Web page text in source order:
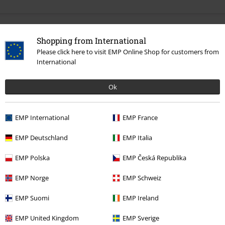
Shopping from International
Please click here to visit EMP Online Shop for customers from
International
Ok
EMP International EMP France
EMP Deutschland EMP Italia
EMP Polska EMP Česká Republika
EMP Norge EMP Schweiz
EMP Suomi EMP Ireland
EMP United Kingdom EMP Sverige
Altre Categorie. Altre Scelte.
Band Merch Album CD
Band Merch Genere Heavy Metal
Offerte %
Newsletter
Iscriviti ora e ricevi un buono sconto del 15%!